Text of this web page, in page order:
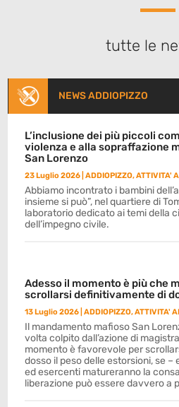
tutte le
NEWS ADDIOPIZZO
L’inclusione dei più piccoli
violenza e alla sopraffazione
San Lorenzo
23 Luglio 2026 |ADDIOPIZZO,ATTIVITA'
Abbiamo incontrato i bambini
insieme si può”, nel quartiere di
laboratorio dedicato ai temi della
dell’impegno civile.
Adesso il momento è più che
scrollarsi definitivamente di
13 Luglio 2026 |ADDIOPIZZO,ATTIVITA'
Il mandamento mafioso San
volta colpito dall’azione di
momento è favorevole per
dosso il peso delle estorsioni, se –
ed esercenti matureranno la
liberazione può essere davvero a